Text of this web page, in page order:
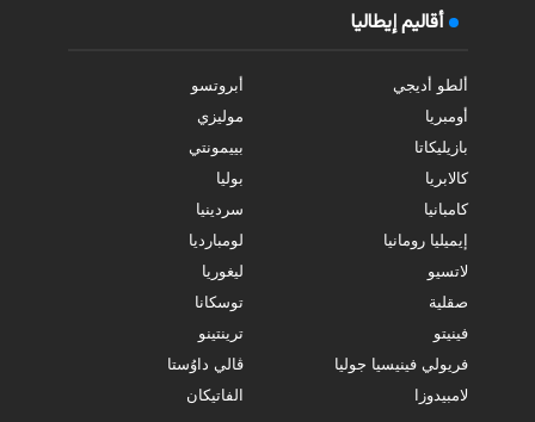
أقاليم إيطاليا
ألطو أديجي
أبروتسو
أومبريا
موليزي
بازيليكاتا
بييمونتي
كالابريا
بوليا
كامبانيا
سردينيا
إيميليا رومانيا
لومبارديا
لاتسيو
ليغوريا
صقلية
توسكانا
فينيتو
ترينتينو
فريولي فينيسيا جوليا
ڤالي داوُستا
لامبيدوزا
الفاتيكان